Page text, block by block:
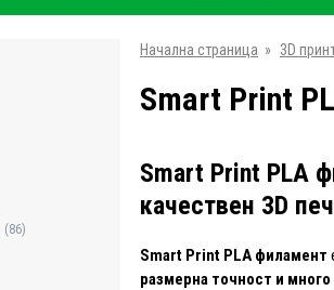
(86)
Начална страница » 3D
Smart Print
Smart Print PLA
качествен 3D
Smart Print PLA филамент
размерна точност и